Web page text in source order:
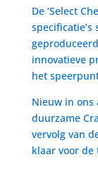
De ‘Select
specificatie’s
innovatieve
het
Nieuw in ons
duurzame
vervolg van
klaar voor de